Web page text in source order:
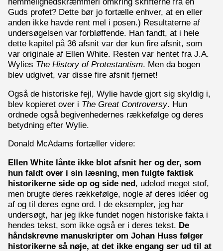
Guds profet? Dette bør jo fortælle enhver, at en eller
anden ikke havde rent mel i posen.) Resultaterne af
undersøgelsen var forbløffende. Han fandt, at i hele
dette kapitel på 36 afsnit var der kun fire afsnit, som
var originale af Ellen White. Resten var hentet fra J.A.
Wylies The History of Protestantism. Men da bogen
blev udgivet, var disse fire afsnit fjernet!
Også de historiske fejl, Wylie havde gjort sig skyldig i,
blev kopieret over i The Great Controversy. Hun
ordnede også begivenhedernes rækkefølge og deres
betydning efter Wylie.
Donald McAdams fortæller videre:
Ellen White lånte ikke blot afsnit her og der, som
hun faldt over i sin læsning, men fulgte faktisk
historikerne side op og side ned, udelod meget stof,
men brugte deres rækkefølge, nogle af deres idéer og
af og til deres egne ord. I de eksempler, jeg har
undersøgt, har jeg ikke fundet nogen historiske fakta i
hendes tekst, som ikke også er i deres tekst. De
håndskrevne manuskripter om Johan Huss følger
historikerne så nøje, at det ikke engang ser ud til at